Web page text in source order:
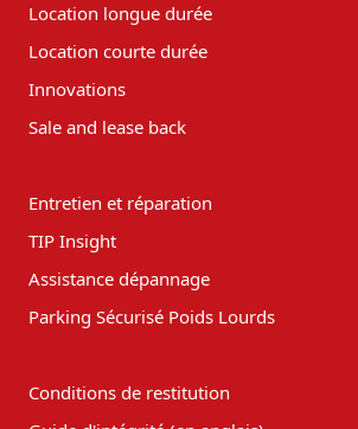
Location longue durée
Location courte durée
Innovations
Sale and lease back
Entretien et réparation
TIP Insight
Assistance dépannage
Parking Sécurisé Poids Lourds
Conditions de restitution